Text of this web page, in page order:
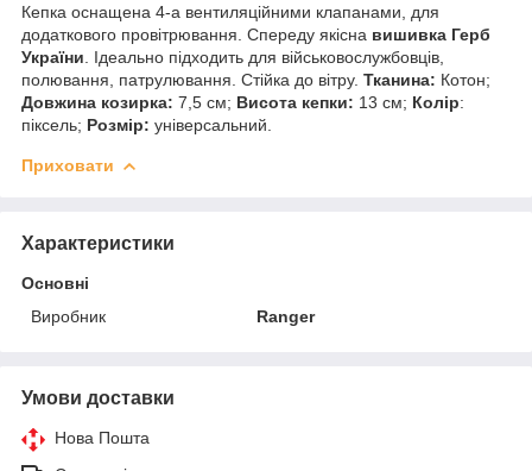
Кепка оснащена 4-а вентиляційними клапанами, для
додаткового провітрювання. Спереду якісна вишивка Герб
України . Ідеально підходить для військовослужбовців,
полювання, патрулювання. Стійка до вітру. Тканина: Котон;
Довжина козирка: 7,5 см; Висота кепки: 13 см; Колір:
піксель; Розмір: універсальний.
Приховати
Характеристики
Основні
Виробник
Ranger
Умови доставки
Нова Пошта